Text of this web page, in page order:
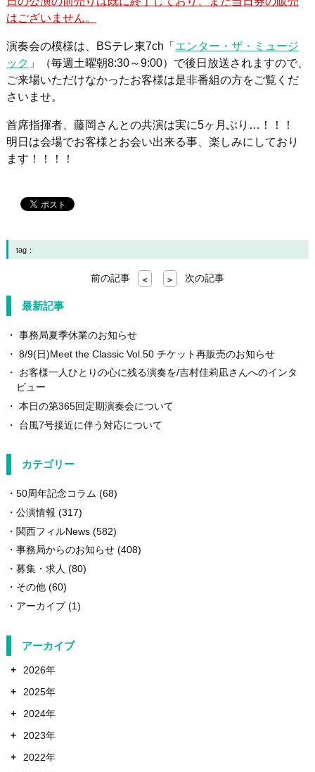
はございません。
演奏会の模様は、BSテレ東7ch「 エンター・ザ・ミュージ
ック 」（毎週土曜朝8:30～9:00）で後日放送されますので、
ご来場いただけなかったお客様は是非番組の方をご覧くだ
さいませ。
首席指揮者、藤岡さんとの共演は実に5ヶ月ぶり…！！！
明日は会場でお客様とお会い出来る事、楽しみにしており
ます！！！！
tag：
前の記事 < > 次の記事
最新記事
事務局夏季休業のお知らせ
8/9(日)Meet the Classic Vol.50 チケット再販売のお知らせ
お客様一人ひとりの心に残る演奏を/吉村佳莉凪さんへのインタ
ビュー
本日の第365回定期演奏会について
台風7号接近に伴う対応について
カテゴリー
50周年記念コラム (68)
公演情報 (317)
関西フィルNews(582)
事務局からのお知らせ(408)
募集・求人 (80)
その他(60)
アーカイブ(1)
アーカイブ
+
2026年
+
2025年
+
2024年
+
2023年
+
2022年